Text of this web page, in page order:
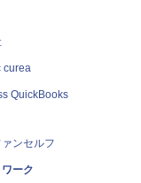
curea
QuickBooks
ンセルフ
ワーク